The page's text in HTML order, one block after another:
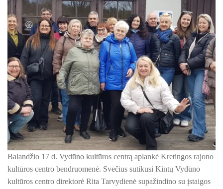
ŠILUTĖS ŽRVVG ,,ŽUVĖJŲ KRAŠTAS" PROJEKTAS 2025/
KULTŪROS MINISTERIJOS PROJEKTAS ''KODAS:
KPD PROJEKTAS ,,MAŽOSIOS LIETUVOS MOKYKLA-
KPD PROJEKTAS ,,MAŽOSIOS LIETUVOS MOKYKLA-
KPD PROJEKTAS ,,MAŽOSIOS LIETUVOS MOKYKLA-
KPD PROJEKTAS ,,MAŽOSIOS LIETUVOS MOKYKLA-
KPD PROJEKTAS ,,MAŽOSIOS LIETUVOS MOKYKLA-
KPD PROJEKTAS ,,MAŽOSIOS LIETUVOS MOKYKLA-
PROJEKTAS ,,KULTŪROS SKŪNĖ". Pavasario keramikos
Balandžio 17 d. Vydūno kultūros centrą aplankė Kretingos rajono
kultūros centro bendruomenė. Svečius sutikusi Kintų Vydūno
kultūros centro direktorė Rita Tarvydienė supažindino su įstaigos